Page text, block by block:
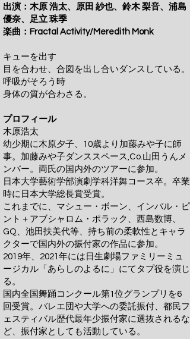
出演：木原 浩太、原田 紗也、鈴木 梨音、浦島
優奈、足立 珠季
楽曲：Fractal Activity/Meredith Monk
キューを出す
目を合わせ、合図を出し合いダンスしている。
呼吸がそろう時
身体の質が合わさる。
プロフィール
木原浩太
幼少期に木原夕子、10歳より加藤みや子に師
事。加藤みや子ダンススペース,Co.山田うんメ
ンバー。両氏の国内外のツアーに参加。
日本大学藝術学部演劇学科洋舞コース卒。卒業
時に日本大学総長賞受賞。
これまでに、マシュー・ボーン、インバル・ピ
ント＋アブシャロム・ポラック、西島数博、
GQ、池田扶美代等、持ち前の柔軟性とキャラ
クターで国内外の振付家の作品に参加。
2019年、2021年には日生劇場ファミリーミュ
ージカル「あらしのよるに」にてタプ役を演じ
る。
国内全国舞踊コンクール第1位グランプリを6
回受賞。バレエ団や大学への委託振付、都民フ
ェスティバル歴代最年少振付家に選抜されるな
ど、振付家としても活動している。